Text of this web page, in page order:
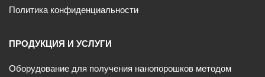
Политика конфиденциальности
ПРОДУКЦИЯ И УСЛУГИ
Оборудование для получения нанопорошков методом